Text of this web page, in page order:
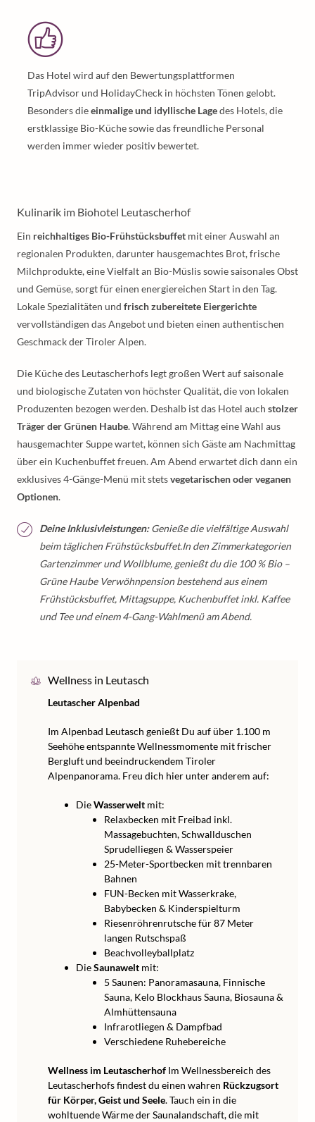
Das Hotel wird auf den Bewertungsplattformen
TripAdvisor und HolidayCheck in höchsten Tönen gelobt.
Besonders dieeinmalige und idyllische Lagedes Hotels, die
erstklassige Bio-Küche sowie das freundliche Personal
werden immer wieder positiv bewertet.
Kulinarik im Biohotel Leutascherhof
Ein reichhaltiges Bio-Frühstücksbuffet mit einer Auswahl an
regionalen Produkten, darunter hausgemachtes Brot, frische
Milchprodukte, eine Vielfalt an Bio-Müslis sowie saisonales Obst
und Gemüse, sorgt für einen energiereichen Start in den Tag.
Lokale Spezialitäten und frisch zubereitete Eiergerichte
vervollständigen das Angebot und bieten einen authentischen
Geschmack der Tiroler Alpen.
Die Küche des Leutascherhofs legt großen Wert auf saisonale
und biologische Zutaten von höchster Qualität, die von lokalen
Produzenten bezogen werden. Deshalb ist das Hotel auch stolzer
Träger der Grünen Haube. Während am Mittag eine Wahl aus
hausgemachter Suppe wartet, können sich Gäste am Nachmittag
über ein Kuchenbuffet freuen. Am Abend erwartet dich dann ein
exklusives 4-Gänge-Menü mit stetsvegetarischen oder veganen
Optionen.
Deine Inklusivleistungen:Genieße die vielfältige Auswahl
beim täglichen Frühstücksbuffet.In den Zimmerkategorien
Gartenzimmer und Wollblume, genießt du die 100 % Bio –
Grüne Haube Verwöhnpension bestehend aus einem
Frühstücksbuffet, Mittagsuppe, Kuchenbuffet inkl. Kaffee
und Tee und einem 4-Gang-Wahlmenü am Abend.
Wellness in Leutasch
Leutascher Alpenbad
Im Alpenbad Leutasch genießt Du auf über 1.100 m
Seehöhe entspannte Wellnessmomente mit frischer
Bergluft und beeindruckendem Tiroler
Alpenpanorama. Freu dich hier unter anderem auf:
DieWasserwelt mit:
Relaxbecken mit Freibad inkl.
Massagebuchten, Schwallduschen
Sprudelliegen & Wasserspeier
25-Meter-Sportbecken mit trennbaren
Bahnen
FUN-Becken mit Wasserkrake,
Babybecken & Kinderspielturm
Riesenröhrenrutsche für 87 Meter
langen Rutschspaß
Beachvolleyballplatz
DieSaunawelt mit:
5 Saunen: Panoramasauna, Finnische
Sauna, Kelo Blockhaus Sauna, Biosauna &
Almhüttensauna
Infrarotliegen & Dampfbad
Verschiedene Ruhebereiche
Wellness im Leutascherhof Im Wellnessbereich des
Leutascherhofs findest du einen wahren Rückzugsort
für Körper, Geist und Seele. Tauch ein in die
wohltuende Wärme der Saunalandschaft, die mit